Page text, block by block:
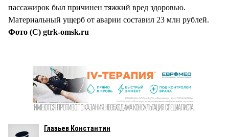
пассажирок был причинен тяжкий вред здоровью.
Материальный ущерб от аварии составил 23 млн рублей.
Фото (С) gtrk-omsk.ru
Глазьев Константин